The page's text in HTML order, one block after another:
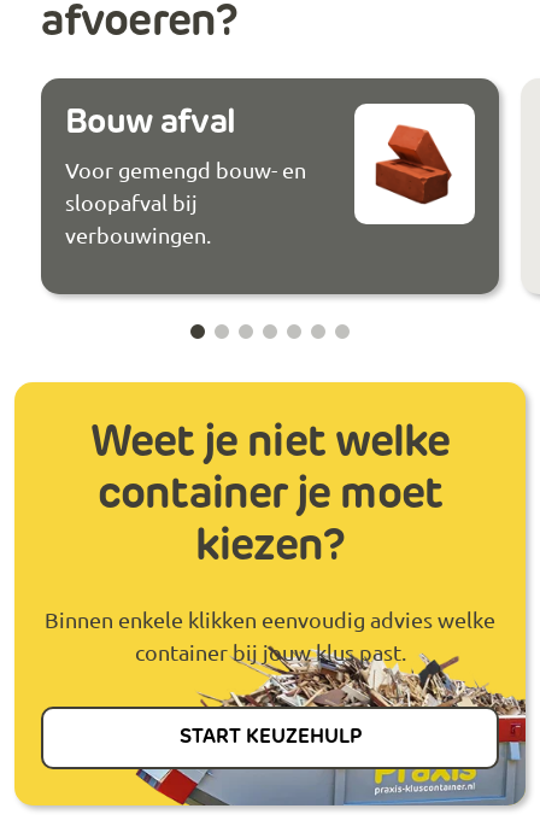
afvoeren?
Bouw afval
Voor gemengd bouw- en
sloopafval bij
verbouwingen.
Weet je niet welke
container je moet
kiezen?
Binnen enkele klikken eenvoudig advies welke
container bij jouw klus past.
START KEUZEHULP